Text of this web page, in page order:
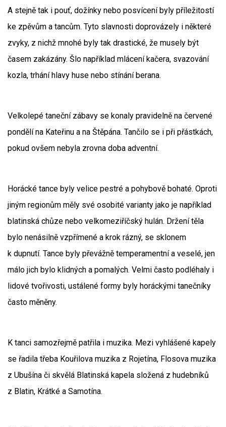
A stejně tak i pouť, dožínky nebo posvícení byly příležitostí
ke zpěvům a tancům. Tyto slavnosti doprovázely i některé
zvyky, z nichž mnohé byly tak drastické, že musely být
časem zakázány. Šlo například mlácení kačera, svazování
kozla, trhání hlavy huse nebo stínání berana.
Velkolepé taneční zábavy se konaly pravidelně na červené
pondělí na Kateřinu a na Štěpána. Tančilo se i při přástkách,
pokud ovšem nebyla zrovna doba adventní.
Horácké tance byly velice pestré a pohybově bohaté. Oproti
jiným regionům měly své osobité varianty jako je například
blatinská chůze nebo velkomeziříčský hulán. Držení těla
bylo nenásilně vzpřímené a krok rázný, se sklonem
k dupnutí. Tance byly převážně temperamentní a veselé, jen
málo jich bylo klidných a pomalých. Velmi často podléhaly i
lidové tvořivosti, ustálené formy byly horáckými tanečníky
často měněny.
K tanci samozřejmě patřila i muzika. Mezi vyhlášené kapely
se řadila třeba Kouřilova muzika z Rojetína, Flosova muzika
z Ubušína či skvělá Blatinská kapela složená z hudebníků
z Blatin, Krátké a Samotína.